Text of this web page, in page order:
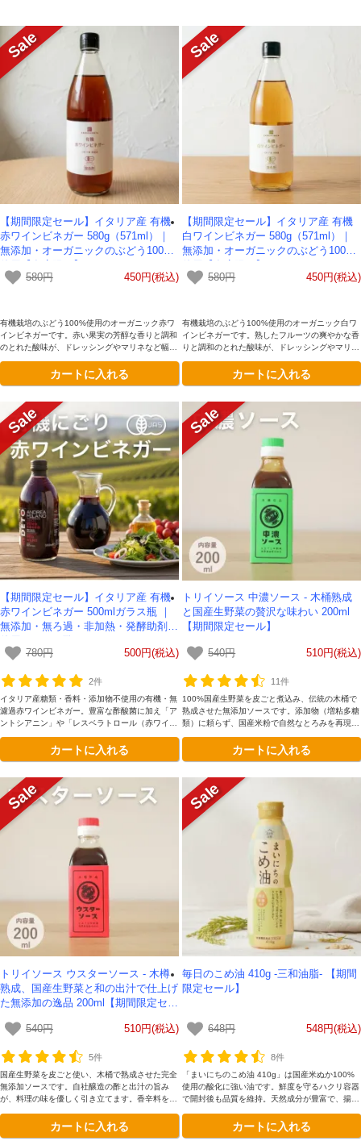
【期間限定セール】イタリア産 有機
赤ワインビネガー 580g（571ml）｜
無添加・オーガニックのぶどう100%
580円
450円(税込)
有機栽培のぶどう100%使用のオーガニック赤ワ
インビネガーです。赤い果実の芳醇な香りと調和
のとれた酸味が、ドレッシングやマリネなど幅広
カートに入れる
【期間限定セール】イタリア産 有機
白ワインビネガー 580g（571ml）｜
無添加・オーガニックのぶどう100%
580円
450円(税込)
有機栽培のぶどう100%使用のオーガニック白ワ
インビネガーです。熟したフルーツの爽やかな香
りと調和のとれた酸味が、ドレッシングやマリネ
カートに入れる
【期間限定セール】イタリア産 有機
赤ワインビネガー 500mlガラス瓶 ｜
無添加・無ろ過・非加熱・発酵助剤不
780円
500円(税込)
2件
イタリア産糖類・香料・添加物不使用の有機・無
濾過赤ワインビネガー。豊富な酢酸菌に加え「ア
ントシアニン」や「レスベラトロール（赤ワイン
リフェノールが含まれます。5~10倍に希釈して
お召し上がりください。
カートに入れる
トリイソース 中濃ソース - 木桶熟成
と国産生野菜の贅沢な味わい 200ml
【期間限定セール】
540円 510円(税込)
11件
100%国産生野菜を皮ごと煮込み、伝統の木桶で
熟成させた無添加ソースです。添加物（増粘多糖
類）に頼らず、国産米粉で自然なとろみを再現し
料が素材の味を引き立てます。お子様にも安心な
「野菜の旨味」が詰まった贅沢な味わいを、ぜひ
カートに入れる
トリイソース ウスターソース - 木樽
熟成、国産生野菜と和の出汁で仕上げ
た無添加の逸品 200ml【期間限定セー
540円
510円(税込)
5件
国産生野菜を皮ごと使い、木桶で熟成させた完全
無添加ソースです。自社醸造の酢と出汁の旨み
が、料理の味を優しく引き立てます。香辛料を原
香りに。化学調味料不使用で、お子様のいるご家
庭や健康を気遣う毎日の食卓に安心な逸品です。
カートに入れる
毎日のこめ油 410g -三和油脂- 【期間
限定セール】
648円 548円(税込)
8件
「まいにちのこめ油 410g」は国産米ぬか100%
使用の酸化に強い油です。鮮度を守るハクリ容器
で開封後も品質を維持。天然成分が豊富で、揚げ
校給食にも選ばれる安心の品質で、毎日の食卓に
最適です。
カートに入れる